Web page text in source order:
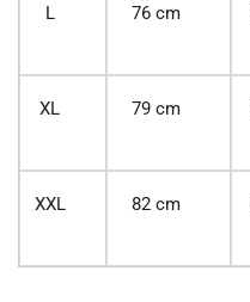
L 76 cm
XL 79 cm
XXL 82 cm